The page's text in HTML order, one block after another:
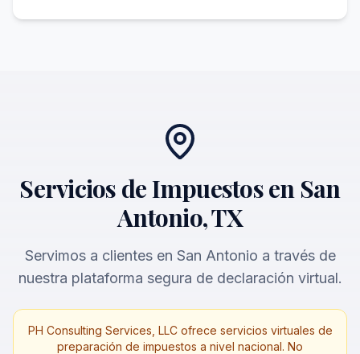
Servicios de Impuestos en San
Antonio, TX
Servimos a clientes en San Antonio a través de
nuestra plataforma segura de declaración virtual.
PH Consulting Services, LLC ofrece servicios virtuales de
preparación de impuestos a nivel nacional. No